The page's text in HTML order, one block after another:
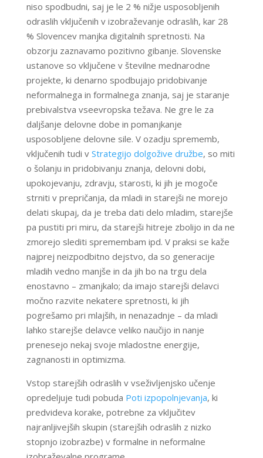
niso spodbudni, saj je le 2 % nižje usposobljenih
odraslih vključenih v izobraževanje odraslih, kar 28
% Slovencev manjka digitalnih spretnosti. Na
obzorju zaznavamo pozitivno gibanje. Slovenske
ustanove so vključene v številne mednarodne
projekte, ki denarno spodbujajo pridobivanje
neformalnega in formalnega znanja, saj je staranje
prebivalstva vseevropska težava. Ne gre le za
daljšanje delovne dobe in pomanjkanje
usposobljene delovne sile. V ozadju sprememb,
vključenih tudi v Strategijo dolgožive družbe, so miti
o šolanju in pridobivanju znanja, delovni dobi,
upokojevanju, zdravju, starosti, ki jih je mogoče
strniti v prepričanja, da mladi in starejši ne morejo
delati skupaj, da je treba dati delo mladim, starejše
pa pustiti pri miru, da starejši hitreje zbolijo in da ne
zmorejo slediti spremembam ipd. V praksi se kaže
najprej neizpodbitno dejstvo, da so generacije
mladih vedno manjše in da jih bo na trgu dela
enostavno – zmanjkalo; da imajo starejši delavci
močno razvite nekatere spretnosti, ki jih
pogrešamo pri mlajših, in nenazadnje – da mladi
lahko starejše delavce veliko naučijo in nanje
prenesejo nekaj svoje mladostne energije,
zagnanosti in optimizma.
Vstop starejših odraslih v vseživljenjsko učenje
opredeljuje tudi pobuda Poti izpopolnjevanja, ki
predvideva korake, potrebne za vključitev
najranljivejših skupin (starejših odraslih z nizko
stopnjo izobrazbe) v formalne in neformalne